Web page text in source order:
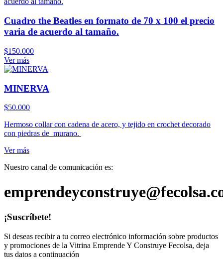
Cuadro the Beatles en formato de 70 x 100 el precio
varia de acuerdo al tamaño.
$150.000
Ver más
MINERVA
$50.000
Hermoso collar con cadena de acero, y tejido en crochet decorado
con piedras de murano.
Ver más
Nuestro canal de comunicación es:
¡Suscríbete!
Si deseas recibir a tu correo electrónico información sobre productos
y promociones de la Vitrina Emprende Y Construye Fecolsa, deja
tus datos a continuación